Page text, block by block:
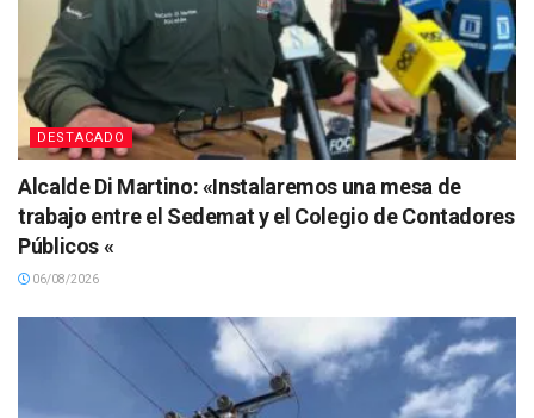
DESTACADO
Alcalde Di Martino: «Instalaremos una mesa de
trabajo entre el Sedemat y el Colegio de Contadores
Públicos «
06/08/2026